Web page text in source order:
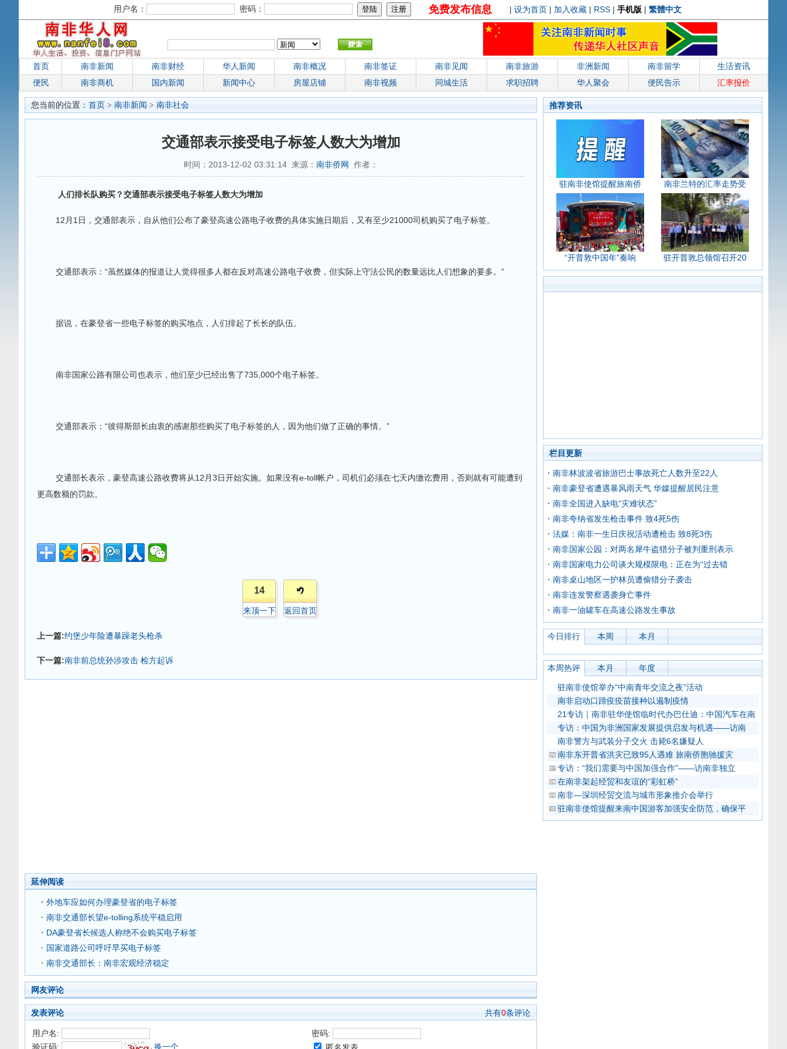
用户名： 密码： 免费发布信息 | 设为首页 | 加入收藏 | RSS | 手机版 | 繁體中文
首页 南非新闻 南非财经 华人新闻 南非概况 南非签证 南非见闻 南非旅游 非洲新闻 南非留学
生活资讯
便民
南非商机 国内新闻 新闻中心 房屋店铺 南非视频 同城生活 求职招聘 华人聚会 便民告示 汇率报价
您当前的位置： 首页 > 南非新闻 > 南非社会
交通部表示接受电子标签人数大为增加
时间：2013-12-02 03:31:14 来源： 南非侨网 作者：
人们排长队购买？交通部表示接受电子标签人数大为增加
12月1日，交通部表示，自从他们公布了豪登高速公路电子收费的具体实施日期后，又有至少21000司机购买了电子标签。
交通部表示：“虽然媒体的报道让人觉得很多人都在反对高速公路电子收费，但实际上守法公民的数量远比人们想象的要多。”
据说，在豪登省一些电子标签的购买地点，人们排起了长长的队伍。
南非国家公路有限公司也表示，他们至少已经出售了735,000个电子标签。
交通部表示：“彼得斯部长由衷的感谢那些购买了电子标签的人，因为他们做了正确的事情。”
交通部长表示，豪登高速公路收费将从12月3日开始实施。如果没有e-toll帐户，司机们必须在七天内缴讫费用，否则就有可能遭到
更高数额的罚款。
14
来顶一下 返回首页
上一篇:约堡少年险遭暴躁老头枪杀
下一篇:南非前总统孙涉攻击 检方起诉
延伸阅读
外地车应如何办理豪登省的电子标签
南非交通部长望e-tolling系统平稳启用
DA豪登省长候选人称绝不会购买电子标签
国家道路公司呼吁早买电子标签
南非交通部长：南非宏观经济稳定
网友评论
发表评论 共有0条评论
用户名:
密码:
验证码:
换一个
推荐资讯
驻南非使馆提醒旅南侨 南非兰特的汇率走势受
“开普敦中国年”奏响 驻开普敦总领馆召开20
栏目更新
南非林波波省旅游巴士事故死亡人数升至22人
南非豪登省遭遇暴风雨天气 华媒提醒居民注意
南非全国进入缺电“灾难状态”
南非夸纳省发生枪击事件 致4死5伤
法媒：南非一生日庆祝活动遭枪击 致8死3伤
南非国家公园：对两名犀牛盗猎分子被判重刑表示
南非国家电力公司谈大规模限电：正在为“过去错
南非桌山地区一护林员遭偷猎分子袭击
南非连发警察遇袭身亡事件
南非一油罐车在高速公路发生事故
今日排行 本周 本月
本周热评 本月 年度
驻南非使馆举办“中南青年交流之夜”活动
南非启动口蹄疫疫苗接种以遏制疫情
21专访｜南非驻华使馆临时代办巴仕迪：中国汽车在南
专访：中国为非洲国家发展提供启发与机遇——访南
南非警方与武装分子交火 击毙6名嫌疑人
南非东开普省洪灾已致95人遇难 旅南侨胞驰援灾
专访：“我们需要与中国加强合作”——访南非独立
在南非架起经贸和友谊的“彩虹桥”
南非—深圳经贸交流与城市形象推介会举行
驻南非使馆提醒来南中国游客加强安全防范，确保平